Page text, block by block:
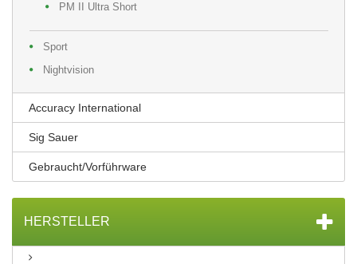
PM II Ultra Short
Sport
Nightvision
Accuracy International
Sig Sauer
Gebraucht/Vorführware
HERSTELLER